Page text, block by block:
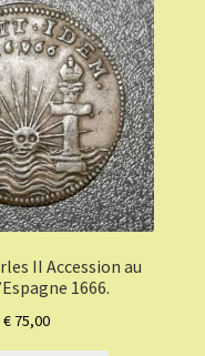
II Accession au
1666.
€75,00